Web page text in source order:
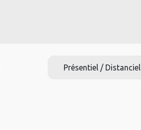
Présentiel / Distanciel